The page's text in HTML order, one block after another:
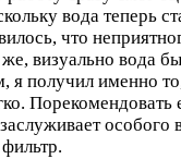
вода теперь
что
визуально вода
я получил именно
Порекомендовать
особого